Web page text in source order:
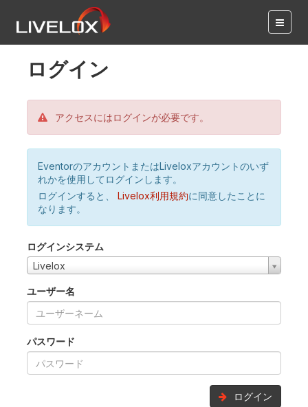
ログイン
アクセスにはログインが必要です。
EventorのアカウントまたはLiveloxアカウントのいず
れかを使用してログインします。
ログインすると、
Livelox利用規約に同意したことに
なります。
ログインシステム
Livelox
ユーザー名
パスワード
ログイン